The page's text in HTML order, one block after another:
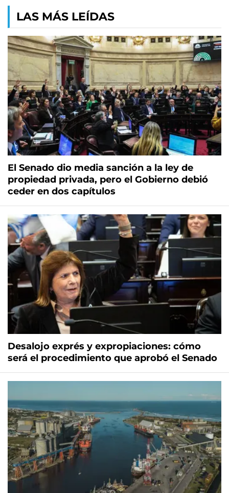
LAS MÁS LEÍDAS
El Senado dio media sanción a la ley de
propiedad privada, pero el Gobierno debió
ceder en dos capítulos
Desalojo exprés y expropiaciones: cómo
será el procedimiento que aprobó el Senado